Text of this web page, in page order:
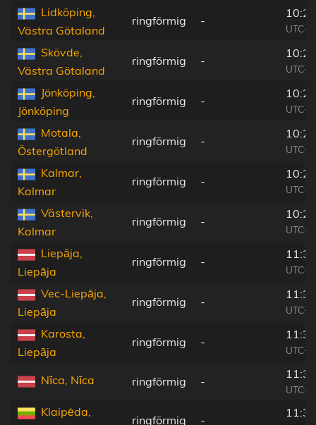
Lidköping,
Västra Götaland
ringförmig -
Skövde,
Västra Götaland
ringförmig -
Jönköping,
Jönköping
ringförmig -
Motala,
Östergötland
ringförmig -
Kalmar,
Kalmar
ringförmig -
Västervik,
Kalmar
ringförmig -
Liepāja,
Liepāja
ringförmig -
Vec-Liepāja,
Liepāja
ringförmig -
Karosta,
Liepāja
ringförmig -
Nīca, Nīca ringförmig -
Klaipėda,
ringförmig -